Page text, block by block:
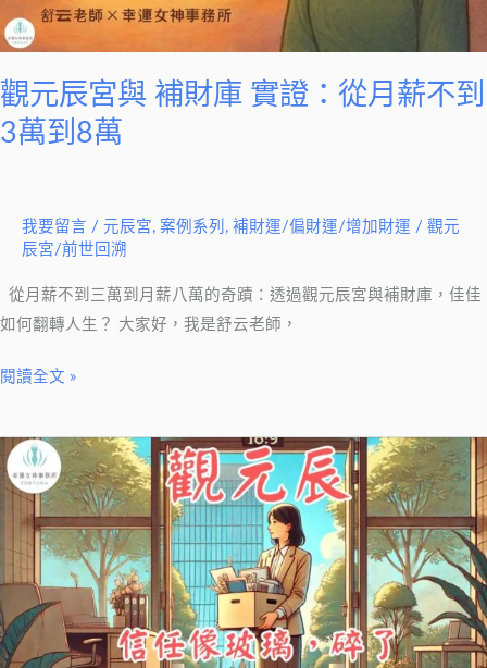
觀元辰宮與 補財庫 實證：從月薪不到
3萬到8萬
我要留言 / 元辰宮, 案例系列 , 補財運/偏財運/增加財運 / 觀元
辰宮/前世回溯
從月薪不到三萬到月薪八萬的奇蹟：透過觀元辰宮與補財庫，佳佳
如何翻轉人生？ 大家好，我是舒云老師，
從
薪
不
萬
閱讀全文 »
人
生
辰
宮